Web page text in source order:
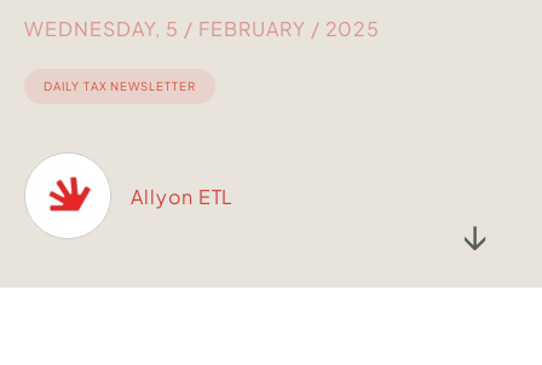
↓
WEDNESDAY, 5 / FEBRUARY / 2025
DAILY TAX NEWSLETTER
Allyon ETL